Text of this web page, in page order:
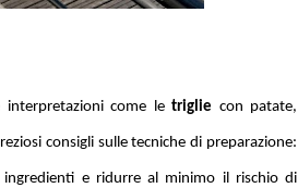
come le triglie con patate,
consigli sulle tecniche di preparazione:
e ridurre al minimo il rischio di